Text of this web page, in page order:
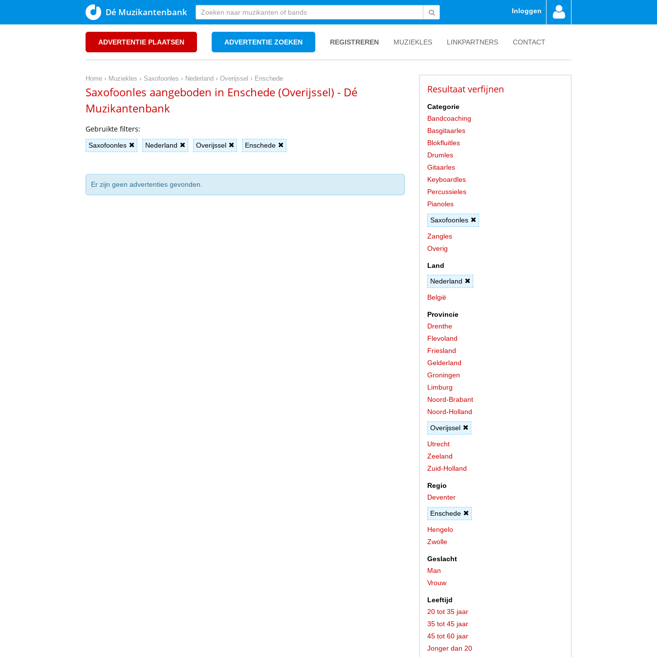
Dé Muzikantenbank Inloggen
ADVERTENTIE PLAATSEN ADVERTENTIE ZOEKEN REGISTREREN MUZIEKLES LINKPARTNERS CONTACT
Home › Muziekles › Saxofoonles › Nederland › Overijssel › Enschede
Saxofoonles aangeboden in Enschede (Overijssel) - Dé
Muzikantenbank
Gebruikte filters:
Saxofoonles Nederland Overijssel Enschede
Er zijn geen advertenties gevonden.
Resultaat verfijnen
Categorie
Bandcoaching
Basgitaarles
Blokfluitles
Drumles
Gitaarles
Keyboardles
Percussieles
Pianoles
Saxofoonles
Zangles
Overig
Land
Nederland
België
Provincie
Drenthe
Flevoland
Friesland
Gelderland
Groningen
Limburg
Noord-Brabant
Noord-Holland
Overijssel
Utrecht
Zeeland
Zuid-Holland
Regio
Deventer
Enschede
Hengelo
Zwolle
Geslacht
Man
Vrouw
Leeftijd
20 tot 35 jaar
35 tot 45 jaar
45 tot 60 jaar
Jonger dan 20